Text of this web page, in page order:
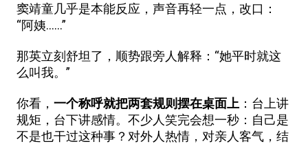
窦靖童几乎是本能反应，声音再轻一点，改口：
“阿姨……”
那英立刻舒坦了，顺势跟旁人解释：“她平时就这
么叫我。”
你看， 一个称呼就把两套规则摆在桌面上 ：台上讲
规矩，台下讲感情。不少人笑完会想一秒：自己是
不是也干过这种事？对外人热情，对亲人客气，结